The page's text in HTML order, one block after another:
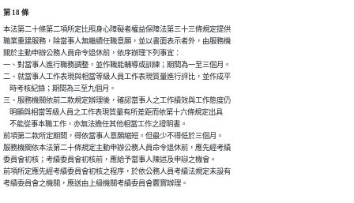
第 18 條
本法第二十條第二項所定比照身心障礙者權益保障法第三十三條規定提供
職業重建服務，除當事人無繼續任職意願，並以書面表示者外，由服務機
關於主動申辦公務人員命令退休前，依序辦理下列事宜：
一、對當事人進行職務調整，並作職能輔導或訓練；期間為一至三個月。
二、就當事人工作表現與相當等級人員工作表現質量進行評比，並作成平
    時考核紀錄；期間為三至九個月。
三、服務機關依前二款規定辦理後，確認當事人之工作績效與工作態度仍
    明顯與相當等級人員之工作表現質量有所差距而依第十六條規定出具
    不能從事本職工作，亦無法擔任其他相當工作之證明書。
前項第二款所定期間，得依當事人意願縮短。但最少不得低於三個月。
服務機關依本法第二十條規定主動申辦公務人員命令退休前，應先經考績
委員會初核；考績委員會初核前，應給予當事人陳述及申辯之機會。
前項所定應先經考績委員會初核之程序，於依公務人員考績法規定未設有
考績委員會之機關，應送由上級機關考績委員會覈實辦理。